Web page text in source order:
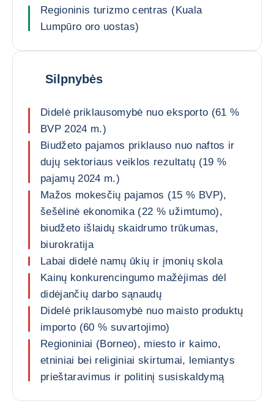
Regioninis turizmo centras (Kuala
Lumpūro oro uostas)
Silpnybės
Didelė priklausomybė nuo eksporto (61 %
BVP 2024 m.)
Biudžeto pajamos priklauso nuo naftos ir
dujų sektoriaus veiklos rezultatų (19 %
pajamų 2024 m.)
Mažos mokesčių pajamos (15 % BVP),
šešėlinė ekonomika (22 % užimtumo),
biudžeto išlaidų skaidrumo trūkumas,
biurokratija
Labai didelė namų ūkių ir įmonių skola
Kainų konkurencingumo mažėjimas dėl
didėjančių darbo sąnaudų
Didelė priklausomybė nuo maisto produktų
importo (60 % suvartojimo)
Regioniniai (Borneo), miesto ir kaimo,
etniniai bei religiniai skirtumai, lemiantys
prieštaravimus ir politinį susiskaldymą